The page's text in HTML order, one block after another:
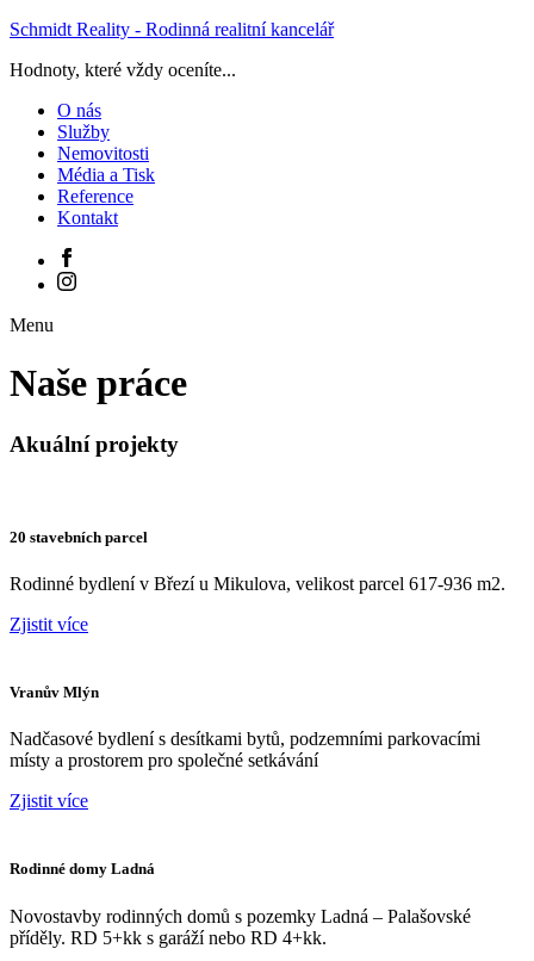
Schmidt Reality - Rodinná realitní kancelář
Hodnoty, které vždy oceníte...
O nás
Služby
Nemovitosti
Média a Tisk
Reference
Kontakt
Menu
Naše práce
Akuální projekty
20 stavebních parcel
Rodinné bydlení v Březí u Mikulova, velikost parcel 617-936 m2.
Zjistit více
Vranův Mlýn
Nadčasové bydlení s desítkami bytů, podzemními parkovacími
místy a prostorem pro společné setkávání
Zjistit více
Rodinné domy Ladná
Novostavby rodinných domů s pozemky Ladná – Palašovské
příděly. RD 5+kk s garáží nebo RD 4+kk.